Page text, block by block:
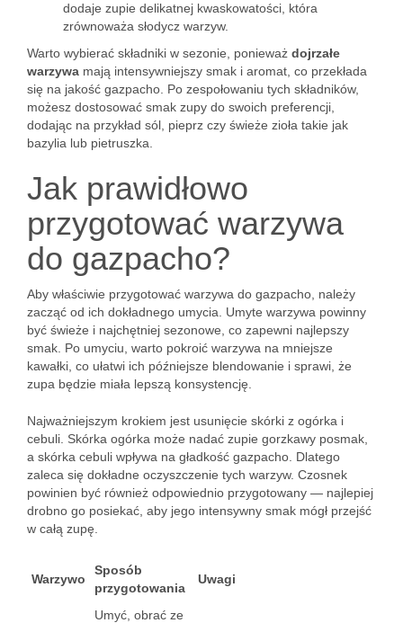
dodaje zupie delikatnej kwaskowatości, która
zrównoważa słodycz warzyw.
Warto wybierać składniki w sezonie, ponieważ dojrzałe
warzywa mają intensywniejszy smak i aromat, co przekłada
się na jakość gazpacho. Po zespołowaniu tych składników,
możesz dostosować smak zupy do swoich preferencji,
dodając na przykład sól, pieprz czy świeże zioła takie jak
bazylia lub pietruszka.
Jak prawidłowo
przygotować warzywa
do gazpacho?
Aby właściwie przygotować warzywa do gazpacho, należy
zacząć od ich dokładnego umycia. Umyte warzywa powinny
być świeże i najchętniej sezonowe, co zapewni najlepszy
smak. Po umyciu, warto pokroić warzywa na mniejsze
kawałki, co ułatwi ich późniejsze blendowanie i sprawi, że
zupa będzie miała lepszą konsystencję.
Najważniejszym krokiem jest usunięcie skórki z ogórka i
cebuli. Skórka ogórka może nadać zupie gorzkawy posmak,
a skórka cebuli wpływa na gładkość gazpacho. Dlatego
zaleca się dokładne oczyszczenie tych warzyw. Czosnek
powinien być również odpowiednio przygotowany — najlepiej
drobno go posiekać, aby jego intensywny smak mógł przejść
w całą zupę.
Warzywo
Sposób
przygotowania
Uwagi
Umyć, obrać ze